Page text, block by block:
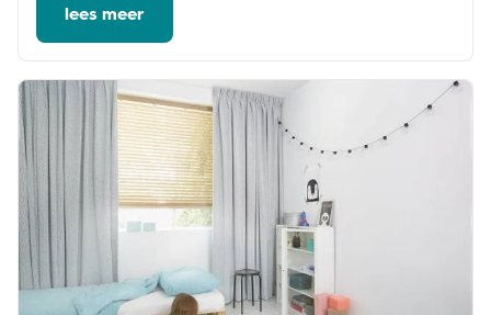
lees meer